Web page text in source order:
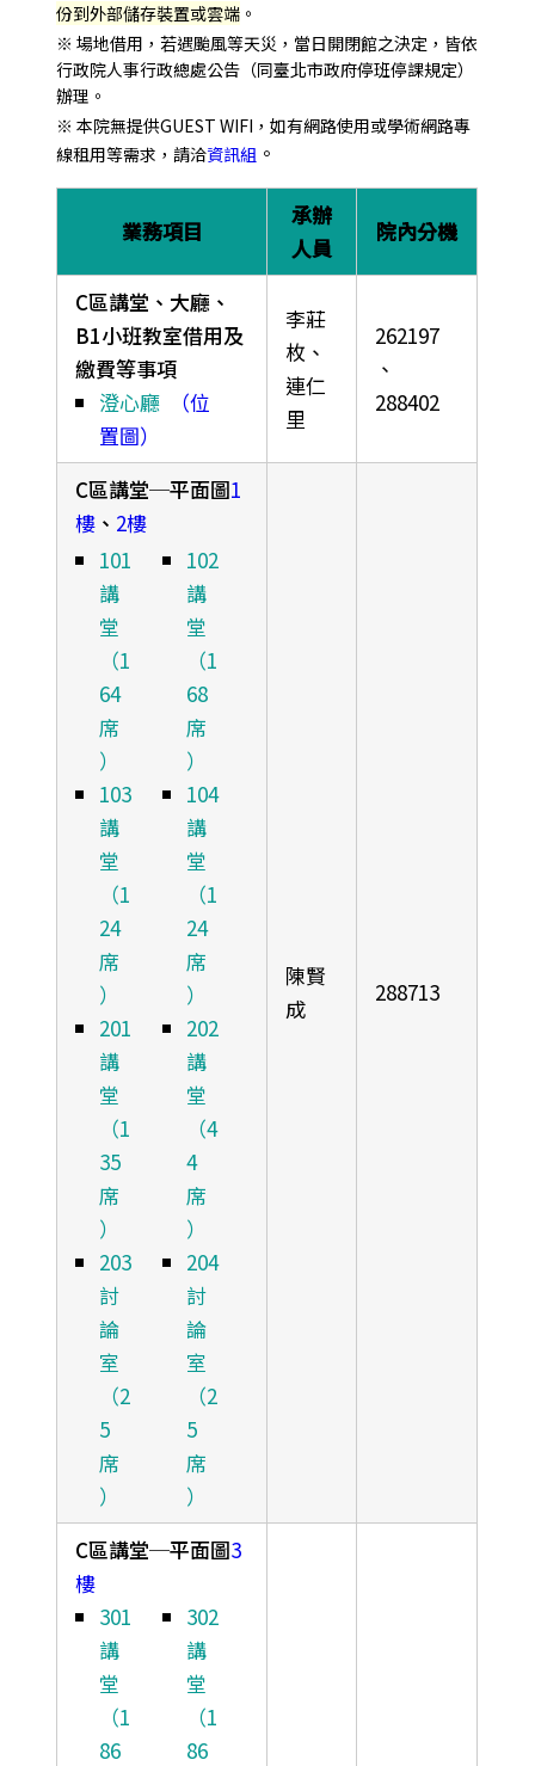
份到外部儲存裝置或雲端 。
※ 場地借用，若遇颱風等天災，當日開閉館之決定，皆依
行政院人事行政總處公告（同臺北市政府停班停課規定）
辦理。
※ 本院無提供GUEST WIFI，如有網路使用或學術網路專
線租用等需求，請洽資訊組 。
業務項目
承辦
人員
院內分機
C區講堂、大廳、
B1小班教室借用及
繳費等事項
澄心廳
（位
置圖）
李莊
枚、
連仁
里
262197
、
288402
C區講堂─平面圖1
樓 、 2樓
101
講
堂
（1
64
席
）
103
講
堂
（1
24
席
）
201
講
堂
（1
35
席
）
203
討
論
室
（2
5
席
）
102
講
堂
（1
68
席
）
104
講
堂
（1
24
席
）
202
講
堂
（4
4
席
）
204
討
論
室
（2
5
席
）
陳賢
成
288713
C區講堂─平面圖3
樓
301
講
堂
（1
86
302
講
堂
（1
86